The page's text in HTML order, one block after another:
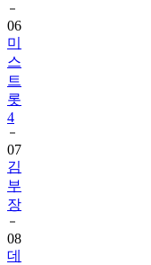
06
미
스
트
롯
4
07
김
부
장
08
데